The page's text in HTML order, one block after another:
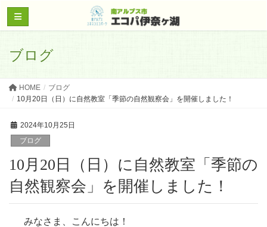
ブログ
HOME
ブログ
10月20日（日）に自然教室「季節の自然観察会」を開催しました！
2024年10月25日
ブログ
10月20日（日）に自然教室「季節の
自然観察会」を開催しました！
みなさま、こんにちは！